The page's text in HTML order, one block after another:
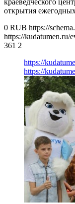
краеведческого
открытия
0 RUB https://
https://kudatumen.ru/
361 2
https://
https://